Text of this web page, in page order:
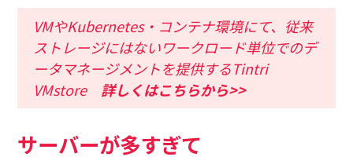
VMやKubernetes・コンテナ環境にて、従来
ストレージにはないワークロード単位でのデ
ータマネージメントを提供するTintri
VMstore 詳しくはこちらから>>
サーバーが多すぎて